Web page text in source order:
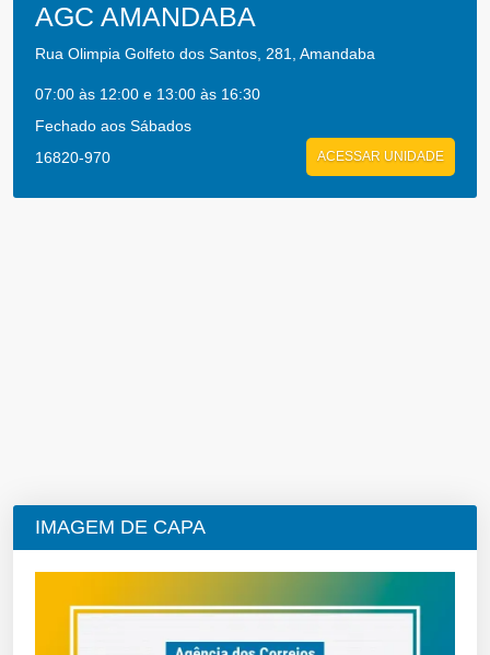
AGC AMANDABA
Rua Olimpia Golfeto dos Santos, 281, Amandaba
07:00 às 12:00 e 13:00 às 16:30
Fechado aos Sábados
16820-970
ACESSAR UNIDADE
IMAGEM DE CAPA